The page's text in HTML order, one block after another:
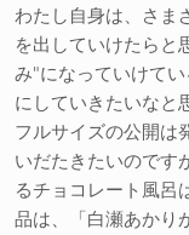
わたし自身は、さま
を出していけたらと
み"になっていけて
にしていきたいなと
フルサイズの公開は
いだたきたいのです
るチョコレート風呂
品は、「白瀬あかり